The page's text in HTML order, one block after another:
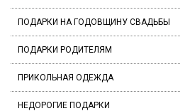
ПОДАРКИ НА ГОДОВЩИНУ СВАДЬБЫ
ПОДАРКИ РОДИТЕЛЯМ
ПРИКОЛЬНАЯ ОДЕЖДА
НЕДОРОГИЕ ПОДАРКИ